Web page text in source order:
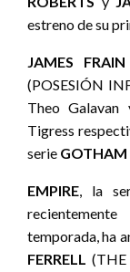
estreno de su
JAMES FRAIN
(POSESIÓN
Theo
Tigress
serie GOTHAM
EMPIRE, la
temporada, ha
FERRELL (THE